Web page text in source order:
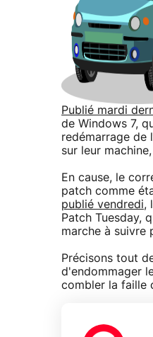
Publié mardi
de Windows 7,
redémarrage de
sur leur
En cause, le
patch comme
publié vendredi,
Patch Tuesday,
marche à suivre
Précisons tout
d'endommager
combler la faille